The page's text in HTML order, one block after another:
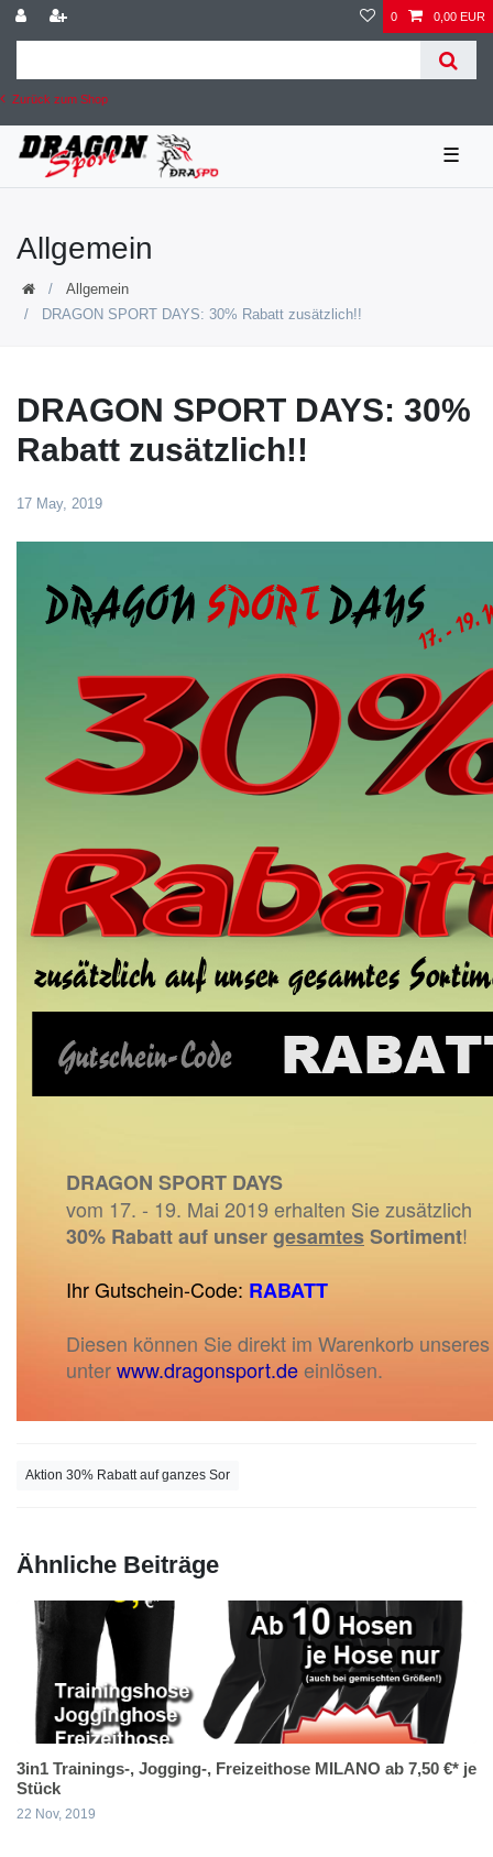
Zurück zum Shop
0 0,00 EUR
☰
Allgemein
Allgemein
DRAGON SPORT DAYS: 30% Rabatt zusätzlich!!
DRAGON SPORT DAYS: 30%
Rabatt zusätzlich!!
17 May, 2019
DRAGON SPORT DAYS
vom 17. - 19. Mai 2019 erhalten Sie zusätzlich
30% Rabatt auf unsergesamtesSortiment!
Ihr Gutschein-Code: RABATT
Diesen können Sie direkt im Warenkorb
unterwww.dragonsport.deeinlösen.
Aktion 30% Rabatt auf ganzes Sor
Ähnliche Beiträge
3in1 Trainings-, Jogging-, Freizeithose MILANO ab 7,50 €* je
Stück
22 Nov, 2019